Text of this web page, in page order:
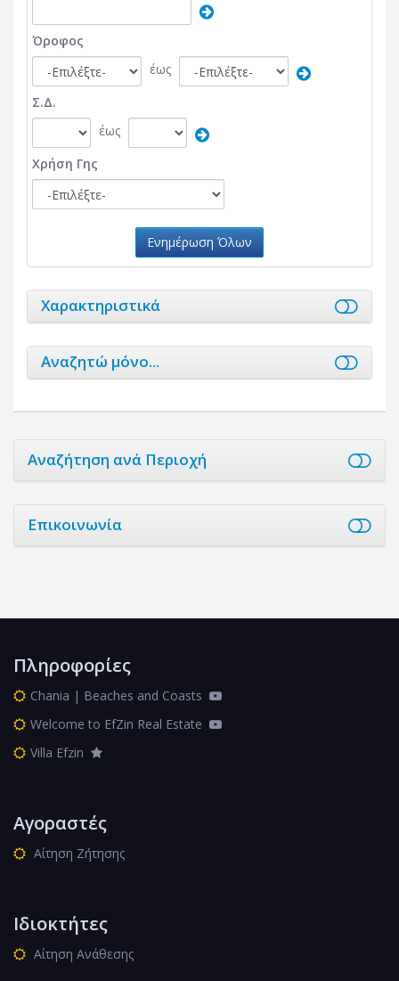
Όροφος
έως
Σ.Δ.
έως
Χρήση Γης
Ενημέρωση Όλων
Χαρακτηριστικά
Αναζητώ μόνο...
Αναζήτηση ανά Περιοχή
Επικοινωνία
Πληροφορίες
Chania | Beaches and Coasts
Welcome to EfZin Real Estate
Villa Efzin
Αγοραστές
Αίτηση Ζήτησης
Ιδιοκτήτες
Αίτηση Ανάθεσης